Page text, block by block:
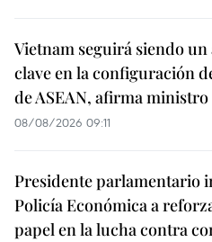
Vietnam seguirá siendo
clave en la configuración
de ASEAN, afirma ministro
08/08/2026 09:11
Presidente parlamentario
Policía Económica a
papel en la lucha contra